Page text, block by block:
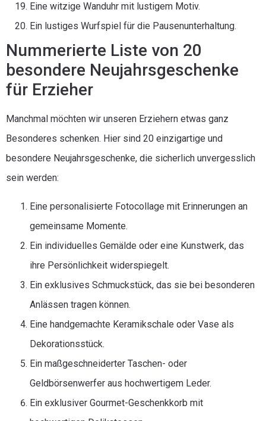
Eine witzige Wanduhr mit lustigem Motiv.
Ein lustiges Wurfspiel für die Pausenunterhaltung.
Nummerierte Liste von 20
besondere Neujahrsgeschenke
für Erzieher
Manchmal möchten wir unseren Erziehern etwas ganz
Besonderes schenken. Hier sind 20 einzigartige und
besondere Neujahrsgeschenke, die sicherlich unvergesslich
sein werden:
Eine personalisierte Fotocollage mit Erinnerungen an
gemeinsame Momente.
Ein individuelles Gemälde oder eine Kunstwerk, das
ihre Persönlichkeit widerspiegelt.
Ein exklusives Schmuckstück, das sie bei besonderen
Anlässen tragen können.
Eine handgemachte Keramikschale oder Vase als
Dekorationsstück.
Ein maßgeschneiderter Taschen- oder
Geldbörsenwerfer aus hochwertigem Leder.
Ein exklusiver Gourmet-Geschenkkorb mit